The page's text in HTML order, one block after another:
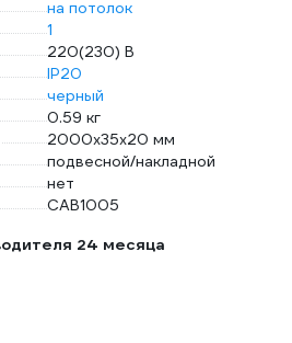
на потолок
1
220(230) В
IP20
черный
0.59 кг
2000х35х20 мм
подвесной/накладной
нет
CAB1005
24 месяца